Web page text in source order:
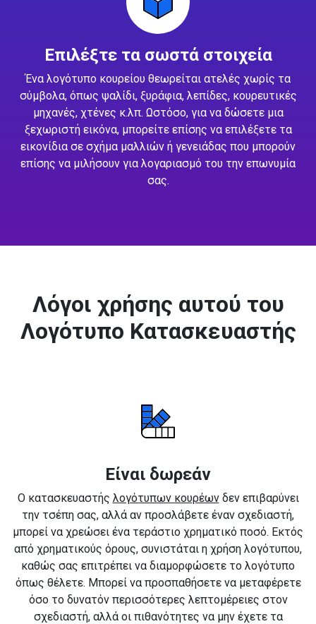
Επιλέξτε τα σωστά στοιχεία
Ένα λογότυπο κουρείου θεωρείται ατελές χωρίς τα
σύμβολα, όπως ψαλίδι, ξυράφια, λεπίδες, κουρευτικές
μηχανές, χτένες κ.λπ. Ωστόσο, για να δώσετε μια
ξεχωριστή εικόνα, μπορείτε επίσης να επιλέξετε τα
εικονίδια σε σχήμα μαλλιών ή γενειάδας που μπορούν
επίσης να μιλήσουν για λογαριασμό του την επωνυμία
σας.
Λόγοι χρήσης αυτού του
Λογότυπο Κατασκευαστής
Είναι δωρεάν
Ο κατασκευαστής λογότυπων κουρέωνδεν επιβαρύνει
την τσέπη σας, αλλά αν προσλάβετε έναν σχεδιαστή,
μπορεί να χρεώσει ένα τεράστιο χρηματικό ποσό. Εκτός
από χρηματικούς όρους, συνιστάται η χρήση λογότυπου,
καθώς σας επιτρέπει να διαμορφώσετε το λογότυπο
όπως θέλετε. Μπορεί να προσπαθήσετε να μεταφέρετε
όσο το δυνατόν περισσότερες λεπτομέρειες στον
σχεδιαστή, αλλά οι πιθανότητες να μην έχετε τα